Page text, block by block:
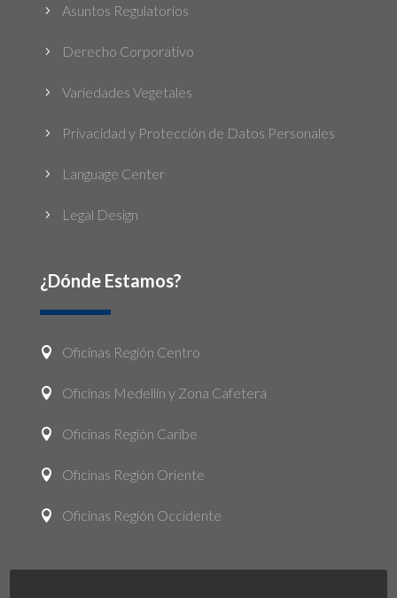
5 Asuntos Regulatorios
5 Derecho Corporativo
5 Variedades Vegetales
5 Privacidad y Protección de Datos Personales
5 Language Center
5 Legal Design
¿Dónde Estamos?
 Oficinas Región Centro
 Oficinas Medellín y Zona Cafetera
 Oficinas Región Caribe
 Oficinas Región Oriente
 Oficinas Región Occidente